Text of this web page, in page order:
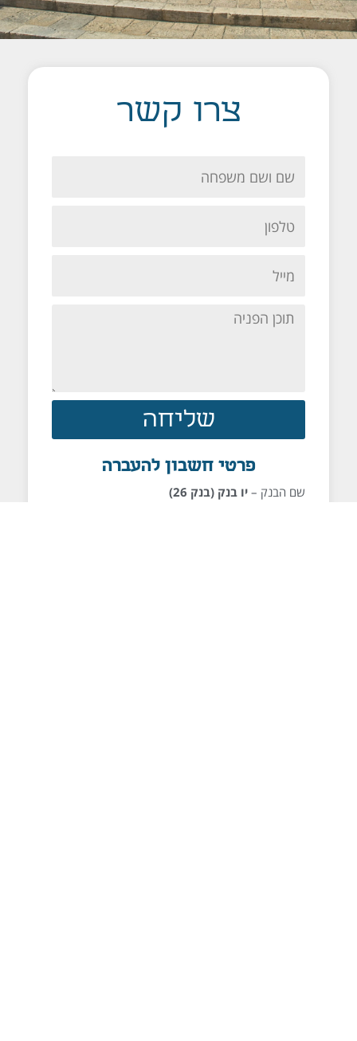
צרו קשר
תוכן
שליחה
פרטי חשבון להעברה
שם הבנק – יו בנק (בנק 26)